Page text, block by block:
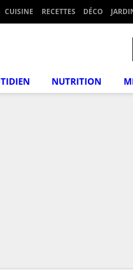
CUISINE RECETTES DÉCO
NUTRITION